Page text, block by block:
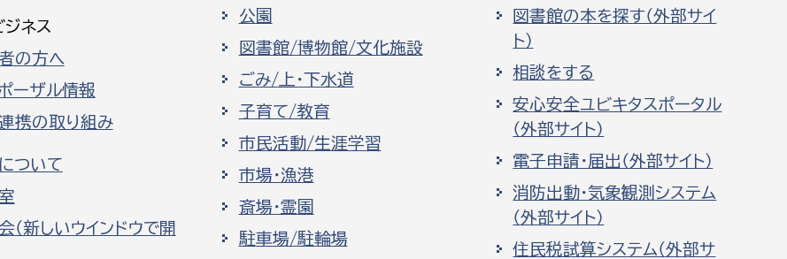
ジネス
の方へ
ーザル情報
携の取り組み
ついて
（新しいウインドウで開
公園
図書館/博物館/文化施設
ごみ/上・下水道
子育て/教育
市民活動/生涯学習
市場・漁港
斎場・霊園
駐車場/駐輪場
図書館の本を探す（外部サイ
ト）
相談をする
安心安全ユビキタスポータル
（外部サイト）
電子申請・届出（外部サイト）
消防出動・気象観測システム
（外部サイト）
住民税試算システム（外部サ